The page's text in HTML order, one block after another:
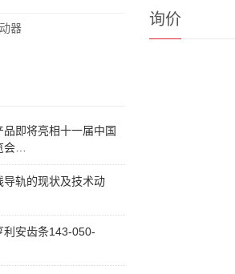
询价
器
品即将亮相十一届中国
会…
导轨的现状及技术动
利安齿条143-050-